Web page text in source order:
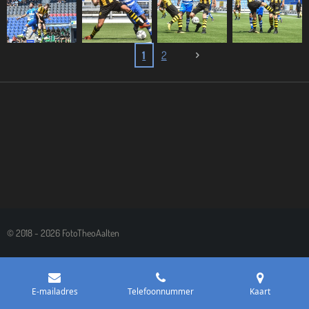
1 2
© 2018 - 2026 FotoTheoAalten
E-mailadres Telefoonnummer Kaart